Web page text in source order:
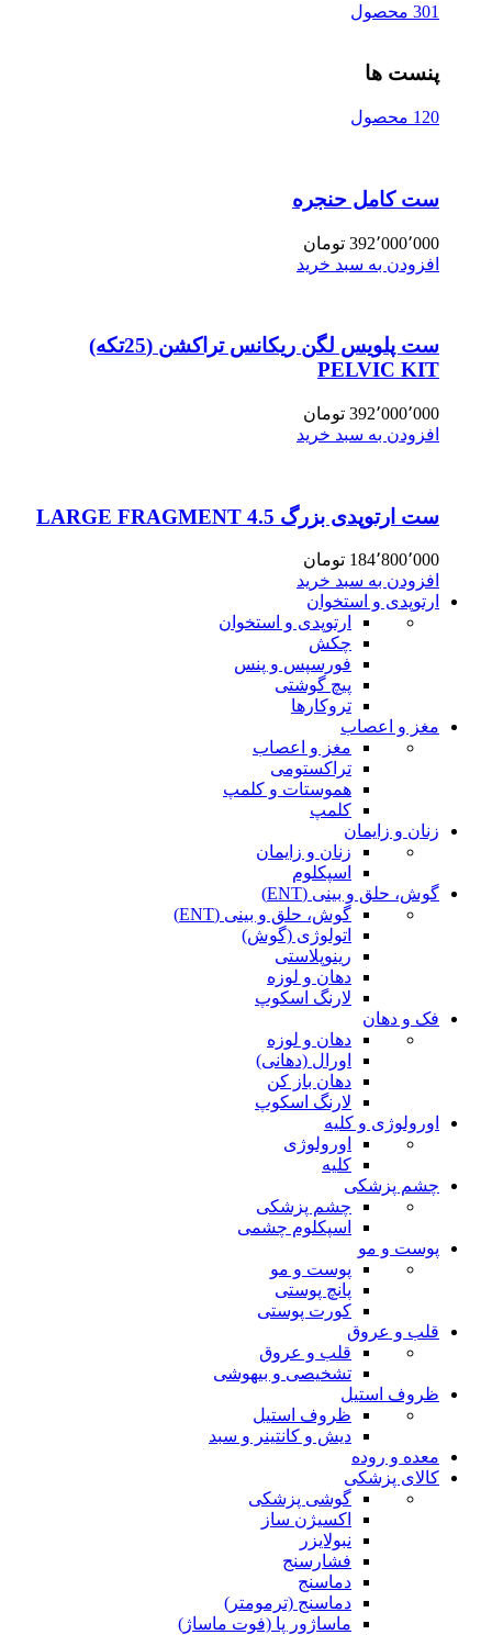
301 محصول
پنست ها
120 محصول
ست کامل حنجره
392٬000٬000 تومان
افزودن به سبد خرید
ست پلویس لگن ریکانس تراکشن (25تکه)
PELVIC KIT
392٬000٬000 تومان
افزودن به سبد خرید
ست ارتوپدی بزرگ 4.5 LARGE FRAGMENT
184٬800٬000 تومان
افزودن به سبد خرید
ارتوپدی و استخوان
ارتوپدی و استخوان
چکش
فورسپس و پنس
پیچ گوشتی
تروکارها
مغز و اعصاب
مغز و اعصاب
تراکستومی
هموستات و کلمپ
کلمپ
زنان و زایمان
زنان و زایمان
اسپکلوم
گوش، حلق و بینی (ENT)
گوش، حلق و بینی (ENT)
اتولوژی (گوش)
رینوپلاستی
دهان و لوزه
لارنگ اسکوپ
فک و دهان
دهان و لوزه
اورال (دهانی)
دهان باز کن
لارنگ اسکوپ
اورولوژی و کلیه
اورولوژی
کلیه
چشم پزشکی
چشم پزشکی
اسپکلوم چشمی
پوست و مو
پوست و مو
پانچ پوستی
کورت پوستی
قلب و عروق
قلب و عروق
تشخیصی و بیهوشی
ظروف استیل
ظروف استیل
دیش و کانتینر و سبد
معده و روده
کالای پزشکی
گوشی پزشکی
اکسیژن ساز
نبولایزر
فشارسنج
دماسنج
دماسنج (ترمومتر)
ماساژور پا (فوت ماساژ)